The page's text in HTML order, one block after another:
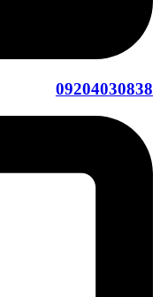
09204030838